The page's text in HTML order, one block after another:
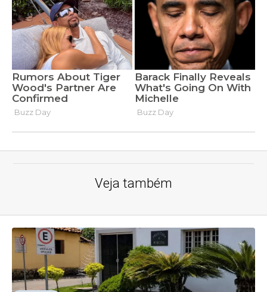
Veja também